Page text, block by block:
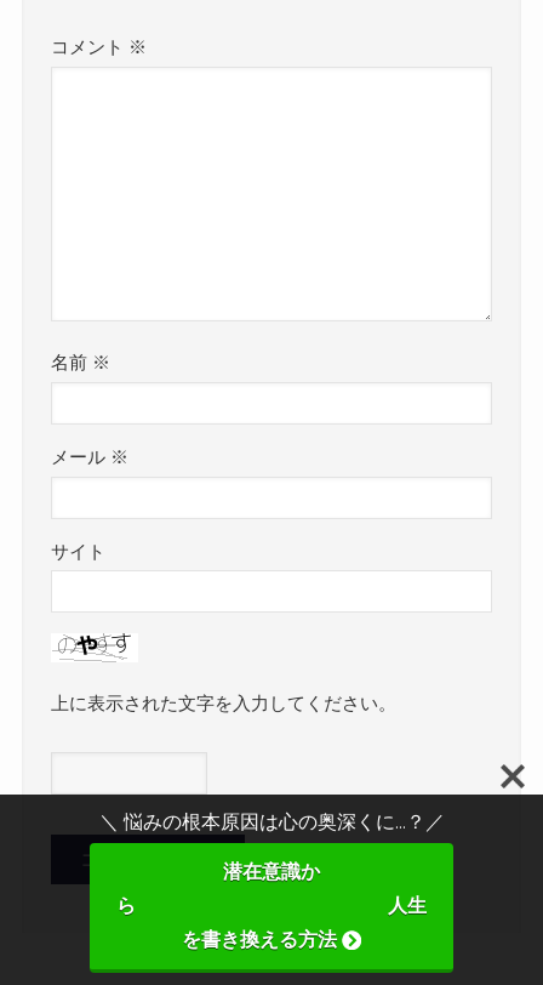
コメント ※
名前 ※
メール ※
サイト
上に表示された文字を入力してください。
＼ 悩みの根本原因は心の奥深くに...？／
潜在意識か
ら 人生
を書き換える方法